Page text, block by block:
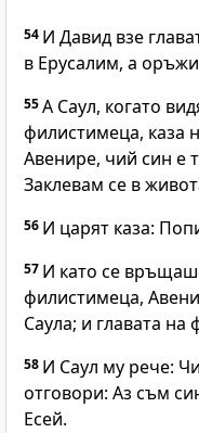
54 И Давид взе
в Ерусалим, а
55А Саул, когато
филистимеца, каза
Авенире, чий син е
Заклевам се в
56 И царят каза:
57 И като се
филистимеца,
Саула; и главата
58 И Саул му рече:
отговори: Аз съм
Есей.